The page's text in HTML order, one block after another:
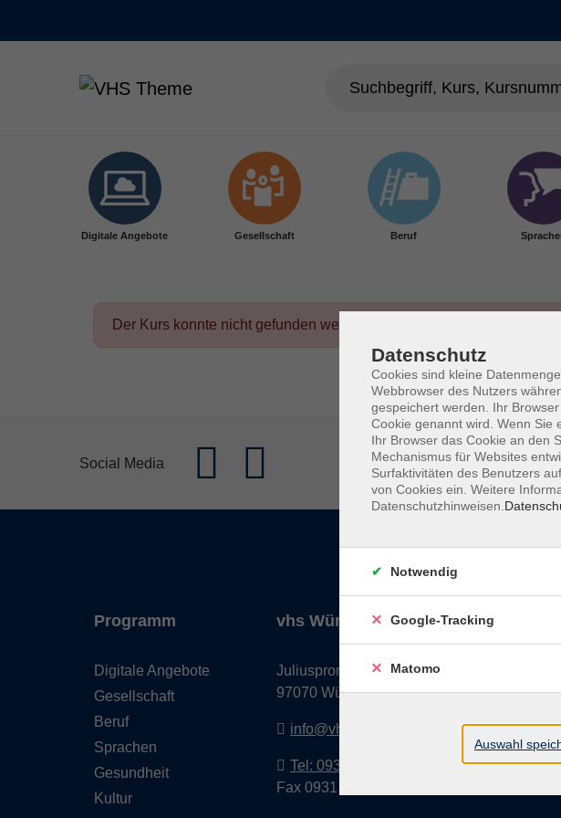
Digitale Angebote Gesellschaft Beruf
Der Kurs konnte nicht gefunden werden.
Social Media Impressum
Programm
Digitale Angebote
Gesellschaft
Beruf
Sprachen
Gesundheit
Kultur
vhs Würzburg & Umgebung e. V.
Juliuspromenade 68
97070 Würzburg
info@vhs-wuerzburg.de
Tel: 0931 35593 0
Fax 0931 35593-20
Datenschutz
Cookies sind kleine
Webbrowser des Nutzers
gespeichert werden. Ihr
Cookie genannt wird. Wenn Sie
Ihr Browser das Cookie an den
Mechanismus für Websites
Surfaktivitäten des Benutzers
von Cookies ein. Weitere
Datenschutzhinweisen.
Notwendig
Google-Tracking
Matomo
Auswahl